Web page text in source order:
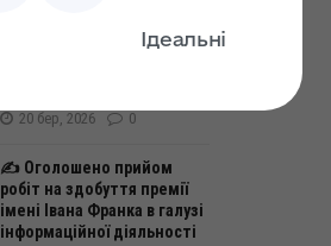
доплати у розмірі 1 500
гривень для пенсіонерів та
20 бер, 2026 0
✍️ Оголошено прийом
робіт на здобуття премії
імені Івана Франка в галузі
інформаційної діяльності